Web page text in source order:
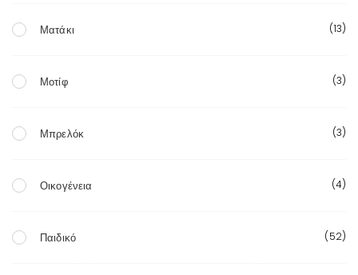
Ματάκι (13)
Μοτίφ (3)
Μπρελόκ (3)
Οικογένεια (4)
Παιδικό (52)